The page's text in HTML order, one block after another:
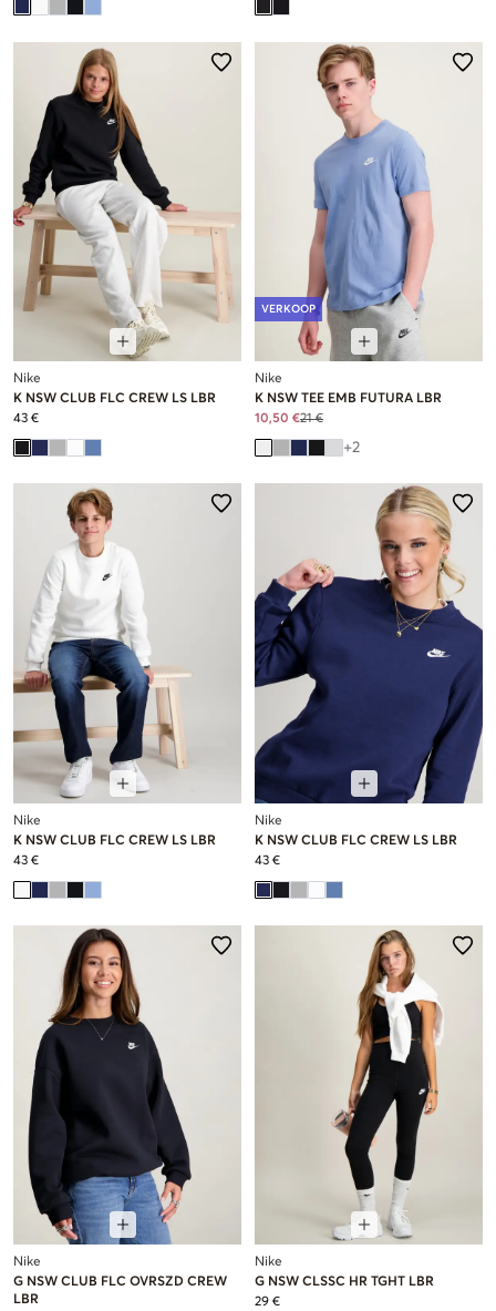
Nike
K NSW CLUB FLC CREW LS LBR
43 €
VERKOOP
Nike
K NSW TEE EMB FUTURA LBR
10,50 €21 €
+2
Nike
K NSW CLUB FLC CREW LS LBR
43 €
Nike
K NSW CLUB FLC CREW LS LBR
43 €
Nike
G NSW CLUB FLC OVRSZD CREW
LBR
Nike
G NSW CLSSC HR TGHT LBR
29 €